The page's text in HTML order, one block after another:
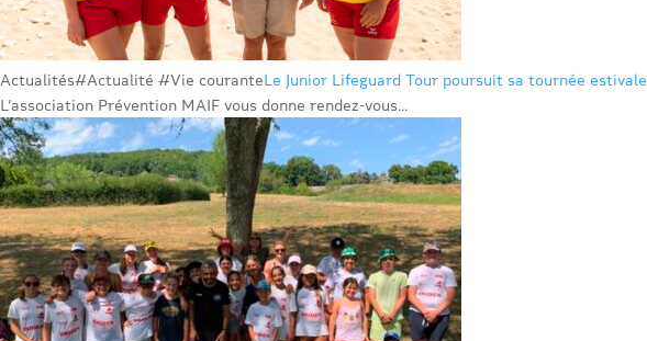
Actualités#Actualité #Vie couranteLe Junior Lifeguard Tour poursuit sa tournée estivale
L’association Prévention MAIF vous donne rendez-vous...